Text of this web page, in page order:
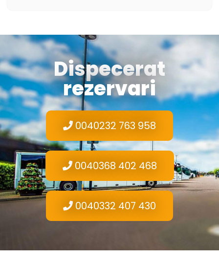
Dispecerat
rezervari
0040232 763 958
0040368 402 468
0040332 407 430